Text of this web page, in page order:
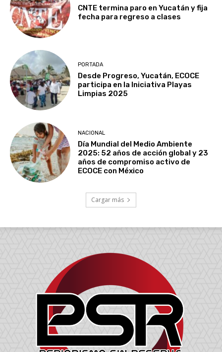
CNTE termina paro en Yucatán y fija
fecha para regreso a clases
PORTADA
Desde Progreso, Yucatán, ECOCE
participa en la Iniciativa Playas
Limpias 2025
NACIONAL
Día Mundial del Medio Ambiente
2025: 52 años de acción global y 23
años de compromiso activo de
ECOCE con México
Cargar más